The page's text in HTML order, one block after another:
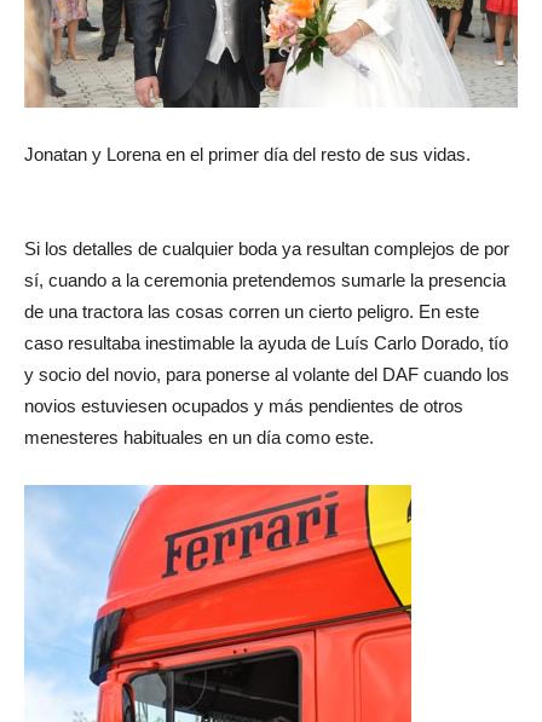
Jonatan y Lorena en el primer día del resto de sus vidas.
Si los detalles de cualquier boda ya resultan complejos de por
sí, cuando a la ceremonia pretendemos sumarle la presencia
de una tractora las cosas corren un cierto peligro. En este
caso resultaba inestimable la ayuda de Luís Carlo Dorado, tío
y socio del novio, para ponerse al volante del DAF cuando los
novios estuviesen ocupados y más pendientes de otros
menesteres habituales en un día como este.